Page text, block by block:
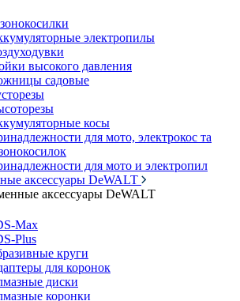
электропилы
высокого давления
садовые
косы
для мото, электрокос та
для мото и электропил
аксессуары DeWALT
аксессуары DeWALT
Max
Plus
круги
для коронок
диски
коронки